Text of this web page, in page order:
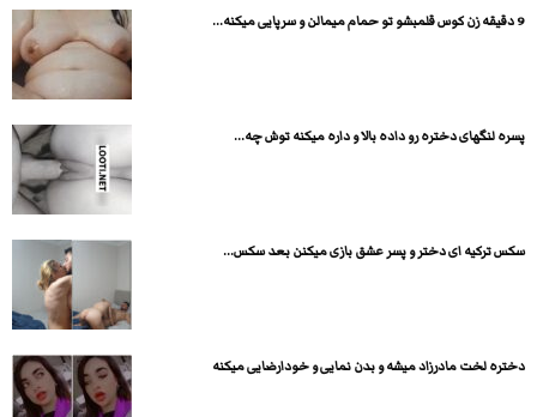
9 دقیقه زن کوس قلمبشو تو حمام میمالن و سرپایی میکنه...
پسره لنگهای دختره رو داده بالا و داره میکنه توش چه...
سکس ترکیه ای دختر و پسر عشق بازی میکنن بعد سکس...
دختره لخت مادرزاد میشه و بدن نمایی و خودارضایی میکنه